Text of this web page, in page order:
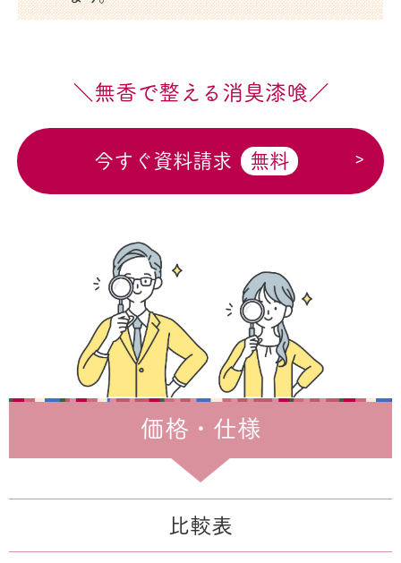
＼無香で整える消臭漆喰／
今すぐ資料請求 無料
価格・仕様
比較表